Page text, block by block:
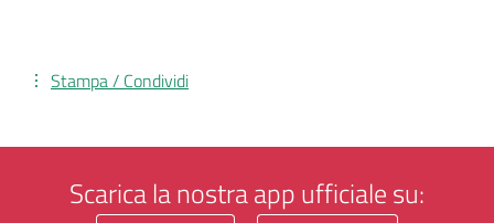
Stampa / Condividi
Scarica la nostra app ufficiale su: